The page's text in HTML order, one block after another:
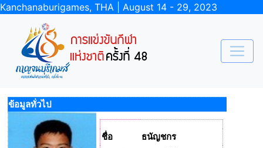
Kanchanaburigames, THA | August 14 - 29, 2023
ข้อมูลทั่วไป
ชื่อ
ธนัญชกร